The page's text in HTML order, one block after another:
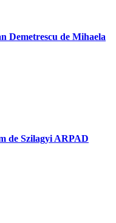
Demetrescu de Mihaela
de Szilagyi ARPAD